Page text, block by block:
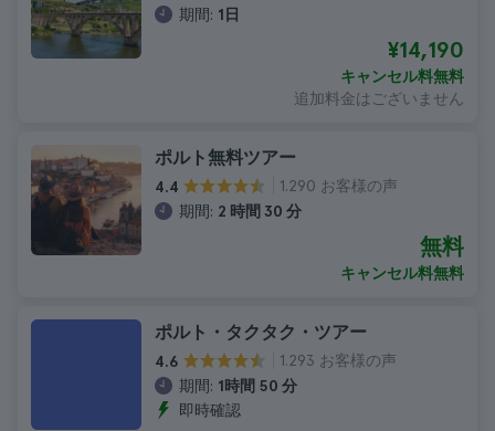
期間: 1日
¥14,190
キャンセル料無料
追加料金はございません
ポルト無料ツアー
4.4
1.290 お客様の声
期間: 2 時間 30 分
無料
キャンセル料無料
ポルト・タクタク・ツアー
4.6
1.293 お客様の声
期間: 1時間 50 分
即時確認